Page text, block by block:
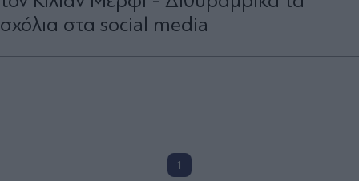
σχόλια στα social media
1